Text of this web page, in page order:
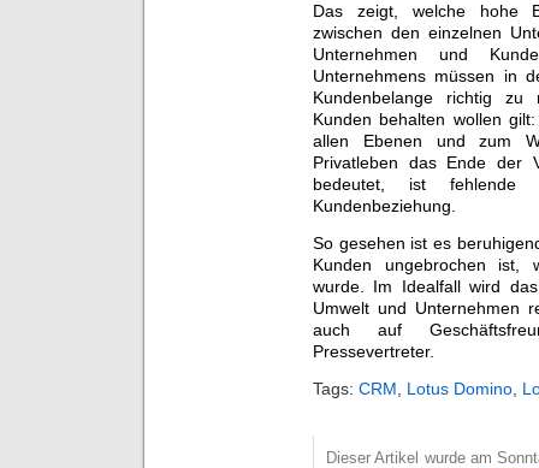
Das zeigt, welche hohe
zwischen den einzelnen
Unternehmen und
Unternehmens müssen in
Kundenbelange richtig
Kunden behalten wollen
allen Ebenen und zum
Privatleben das Ende der
bedeutet, ist
Kundenbeziehung.
So gesehen ist es
Kunden ungebrochen ist,
wurde. Im Idealfall wird
Umwelt und Unternehmen
auch auf
Pressevertreter.
Tags: CRM Lotus Domino
Dieser Artikel wurde am